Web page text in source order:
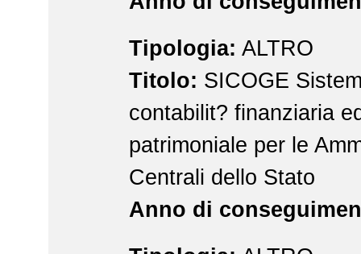
Tipologia: ALTRO
Titolo: SICOGE
contabilit? finanziaria
patrimoniale per le
Centrali dello Stato
Anno di